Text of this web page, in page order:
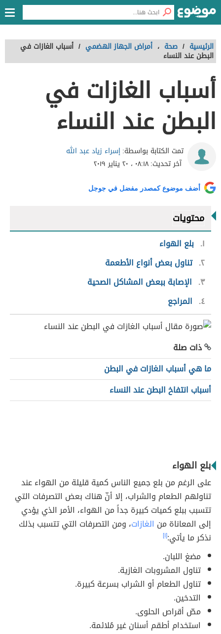
الرئيسية / صحة ، أمراض الجهاز الهضمي / أسباب الغازات في
البطن عند النساء
أسباب الغازات في
البطن عند النساء
تمت الكتابة بواسطة:إسراء زياد عبد الله
آخر تحديث:٠٨:١٨ ، ٢٠ يناير ٢٠١٩
أضف موضوع كمصدر مفضل في جوجل
محتويات
١ بلع الهواء
٢ تناول بعض أنواع الأطعمة
٣
الإصابة ببعض المشاكل الصحية
٤
المراجع
ذات صلة
ما هي أسباب الغازات في البطن
أسباب انتفاخ البطن عند النساء
بلع الهواء
على الرغم من بلع جميع الناس كمية قليلة من الهواء عند
تناولهم الطعام والشراب، إلا أنّ هناك بعض التصرفات التي
تتسبب ببلع كميات كبيرة جداً من الهواء، الأمر الذي يؤدي
إلى المعاناة من الغازات، ومن التصرفات التي تتسبب بذلك
نذكر ما يأتي:[١]
مضغ اللبان.
تناول المشروبات الغازية.
تناول الطعام أو الشراب بسرعة كبيرة.
التدخين.
مصّ أقراص الحلوى.
استخدام أطقم أسنان غير مُلائمة.